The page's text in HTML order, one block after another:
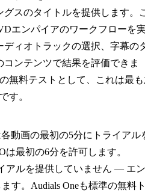
グスのタイトルを提供します。
エンパイアのワークフローを
ィオトラックの選択、字幕の
ンテンツで結果を評価できま
無料テストとして、これは最
す。
動画の最初の5分にトライアル
最初の6分を許可します。
アルを提供していません — エン
す。Audials Oneも標準の無料